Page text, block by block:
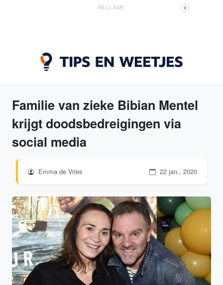
RECLAME X
Familie van zieke Bibian Mentel
krijgt doodsbedreigingen via
social media
Emma de Vries 22 jan., 2020